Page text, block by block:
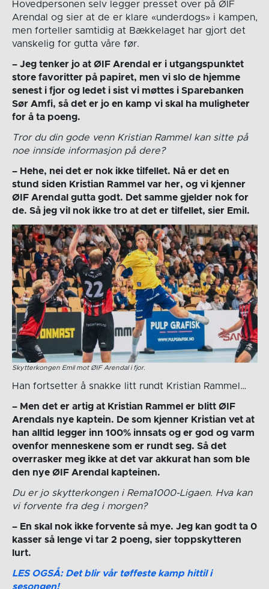
Hovedpersonen selv legger presset over på ØIF
Arendal og sier at de er klare «underdogs» i kampen,
men forteller samtidig at Bækkelaget har gjort det
vanskelig for gutta våre før.
– Jeg tenker jo at ØIF Arendal er i utgangspunktet
store favoritter på papiret, men vi slo de hjemme
senest i fjor og ledet i sist vi møttes i Sparebanken
Sør Amfi, så det er jo en kamp vi skal ha muligheter
for å ta poeng.
Tror du din gode venn Kristian Rammel kan sitte på
noe innside informasjon på dere?
– Hehe, nei det er nok ikke tilfellet. Nå er det en
stund siden Kristian Rammel var her, og vi kjenner
ØIF Arendal gutta godt. Det samme gjelder nok for
de. Så jeg vil nok ikke tro at det er tilfellet, sier Emil.
Skytterkongen Emil mot ØIF Arendal i fjor.
Han fortsetter å snakke litt rundt Kristian Rammel…
– Men det er artig at Kristian Rammel er blitt ØIF
Arendals nye kaptein. De som kjenner Kristian vet at
han alltid legger inn 100% innsats og er god og varm
ovenfor menneskene som er rundt seg. Så det
overrasker meg ikke at det var akkurat han som ble
den nye ØIF Arendal kapteinen.
Du er jo skytterkongen i Rema1000-Ligaen. Hva kan
vi forvente fra deg i morgen?
– En skal nok ikke forvente så mye. Jeg kan godt ta 0
kasser så lenge vi tar 2 poeng, sier toppskytteren
lurt.
LES OGSÅ: Det blir vår tøffeste kamp hittil i
sesongen!